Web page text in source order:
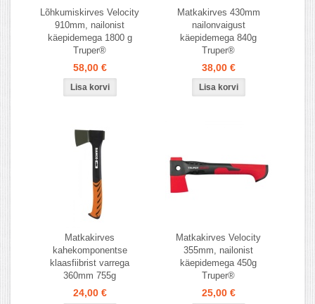
Lõhkumiskirves Velocity
910mm, nailonist
käepidemega 1800 g
Truper®
58,00 €
Matkakirves 430mm
nailonvaigust
käepidemega 840g
Truper®
38,00 €
Matkakirves
kahekomponentse
klaasfiibrist varrega
360mm 755g
24,00 €
Matkakirves Velocity
355mm, nailonist
käepidemega 450g
Truper®
25,00 €